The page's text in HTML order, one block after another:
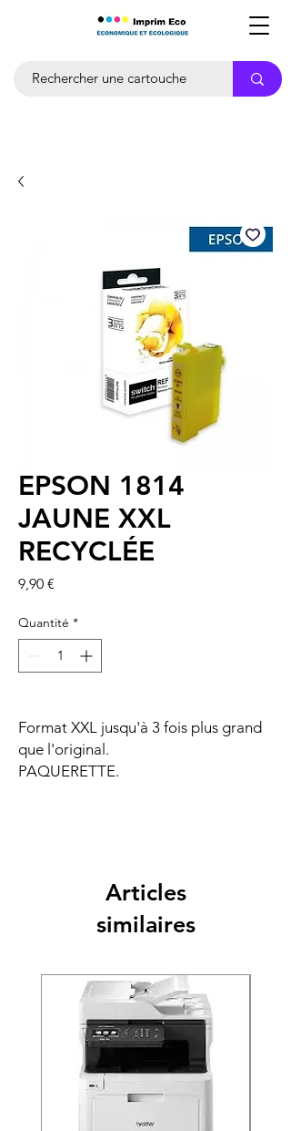
EPSON 1814
JAUNE XXL
RECYCLÉE
9,90 €
Quantité *
Format XXL jusqu'à 3 fois plus grand
que l'original.
PAQUERETTE.
Articles
similaires